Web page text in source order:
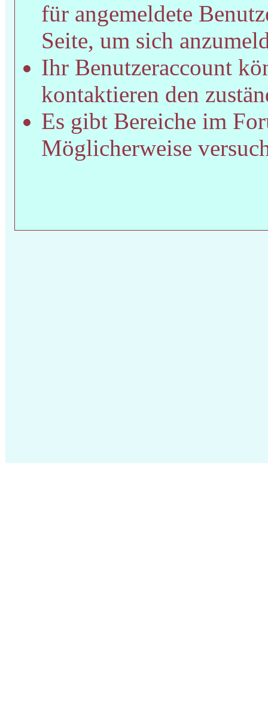
für angemeldete
Seite, um sich
Ihr Benutzeraccount
kontaktieren den
Es gibt Bereiche im
Möglicherweise